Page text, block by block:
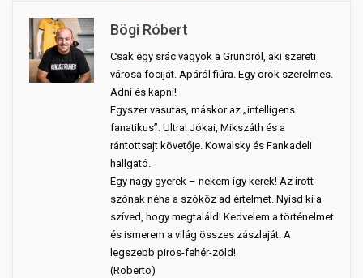
Bögi Róbert
Csak egy srác vagyok a Grundról, aki szereti
városa fociját. Apáról fiúra. Egy örök szerelmes.
Adni és kapni!
Egyszer vasutas, máskor az „intelligens
fanatikus”. Ultra! Jókai, Mikszáth és a
rántottsajt követője. Kowalsky és Fankadeli
hallgató.
Egy nagy gyerek – nekem így kerek! Az írott
szónak néha a szóköz ad értelmet. Nyisd ki a
szíved, hogy megtaláld! Kedvelem a történelmet
és ismerem a világ összes zászlaját. A
legszebb piros-fehér-zöld!
(Roberto)